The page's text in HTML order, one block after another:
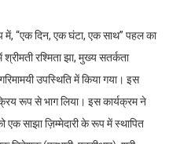
में, “एक दिन, एक घंटा, एक साथ” पहल का
रश्मिता झा, मुख्य सतर्कता
उपस्थिति में किया गया। इस
रूप से भाग लिया। इस कार्यक्रम ने
एक साझा ज़िम्मेदारी के रूप में स्थापित